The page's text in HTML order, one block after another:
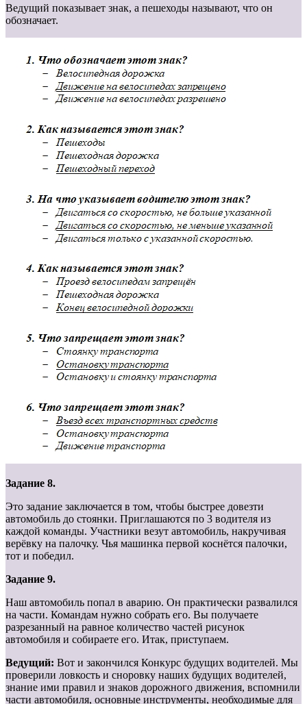
Ведущий показывает знак, а пешеходы называют, что он
обозначает.
Задание 8.
Это задание заключается в том, чтобы быстрее довезти
автомобиль до стоянки. Приглашаются по 3 водителя из
каждой команды. Участники везут автомобиль, накручивая
верёвку на палочку. Чья машинка первой коснётся палочки,
тот и победил.
Задание 9.
Наш автомобиль попал в аварию. Он практически развалился
на части. Командам нужно собрать его. Вы получаете
разрезанный на равное количество частей рисунок
автомобиля и собираете его. Итак, приступаем.
Ведущий: Вот и закончился Конкурс будущих водителей. Мы
проверили ловкость и сноровку наших будущих водителей,
знание ими правил и знаков дорожного движения, вспомнили
части автомобиля, основные инструменты, необходимые для